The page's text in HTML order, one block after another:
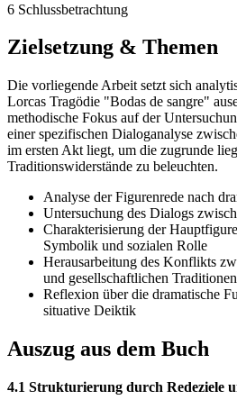
6 Schlussbetrachtung
Zielsetzung & Themen
Die vorliegende Arbeit setzt sich
Lorcas Tragödie "Bodas de sangre"
methodische Fokus auf der
einer spezifischen Dialoganalyse
im ersten Akt liegt, um die zugrunde
Traditionswiderstände zu beleuchten.
Analyse der Figurenrede nach
Untersuchung des Dialogs
Charakterisierung der
Symbolik und sozialen Rolle
Herausarbeitung des Konflikts
und gesellschaftlichen Traditionen
Reflexion über die dramatische
situative Deiktik
Auszug aus dem Buch
4.1 Strukturierung durch Redeziele